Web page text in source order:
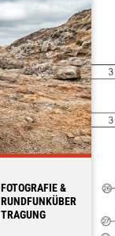
FOTOGRAFIE &
RUNDFUNKÜBER
TRAGUNG